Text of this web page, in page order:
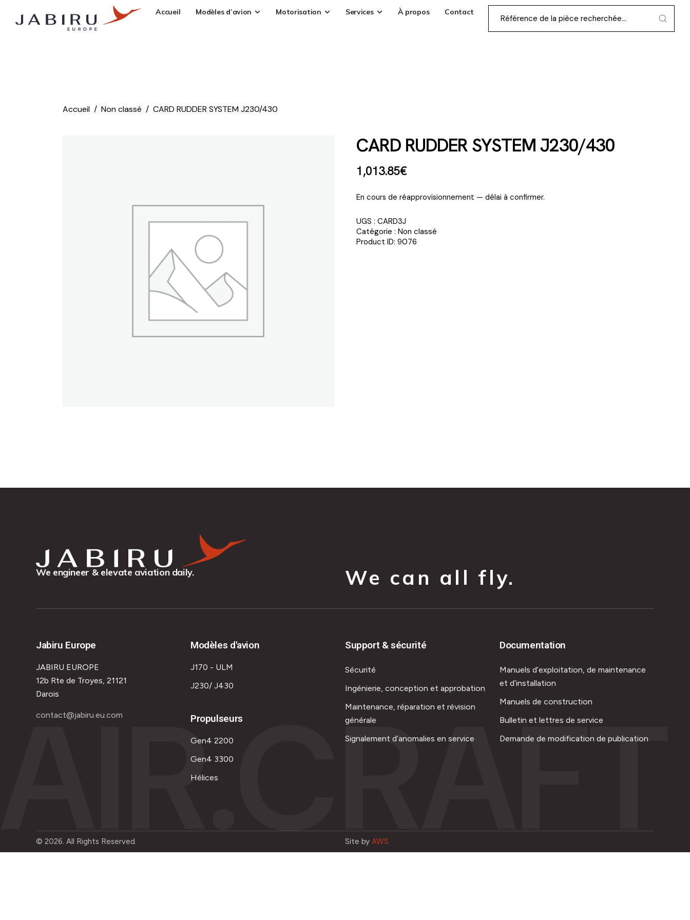
Accueil Modèles d’avion Motorisation Services À propos Contact
Accueil Non classé CARD RUDDER SYSTEM J230/430
CARD RUDDER SYSTEM J230/430
1,013.85€
En cours de réapprovisionnement — délai à confirmer.
UGS : CARD3J
Catégorie : Non classé
Product ID: 9076
We engineer & elevate aviation daily. We can all fly.
Jabiru Europe
JABIRU EUROPE
12b Rte de Troyes, 21121
Darois
contact@jabiru.eu.com
Modèles d'avion
J170 - ULM
J230/ J430
Propulseurs
Gen4 2200
Gen4 3300
Hélices
Support & sécurité
Sécurité
Ingénierie, conception et approbation
Maintenance, réparation et révision
générale
Signalement d’anomalies en service
Documentation
Manuels d’exploitation, de maintenance
et d’installation
Manuels de construction
Bulletin et lettres de service
Demande de modification de publication
AIR.CRAFT
© 2026. All Rights Reserved. Site by AWS